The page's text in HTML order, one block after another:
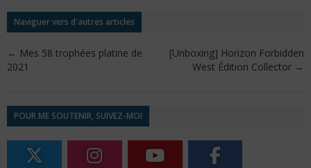
Naviguer vers d'autres articles
← Mes 58 trophées platine de
2021
[Unboxing] Horizon Forbidden
West Édition Collector →
POUR ME SOUTENIR, SUIVEZ-MOI